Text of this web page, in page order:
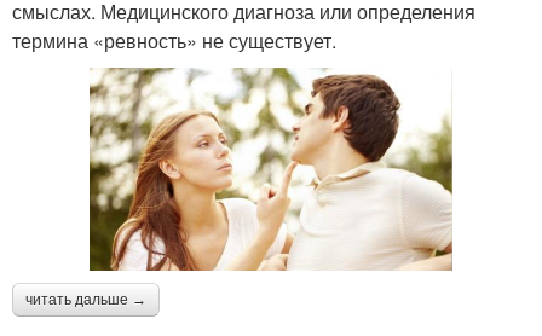
смыслах. Медицинского диагноза или определения
термина «ревность» не существует.
читать дальше →